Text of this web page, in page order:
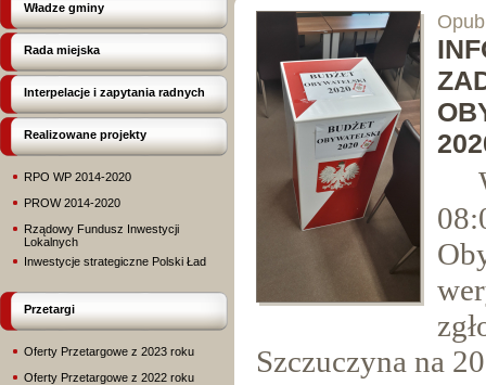
Władze gminy
Rada miejska
Interpelacje i zapytania radnych
Realizowane projekty
RPO WP 2014-2020
PROW 2014-2020
Rządowy Fundusz Inwestycji
Lokalnych
Inwestycje strategiczne Polski Ład
Przetargi
Oferty Przetargowe z 2023 roku
Oferty Przetargowe z 2022 roku
Szczuczyna na